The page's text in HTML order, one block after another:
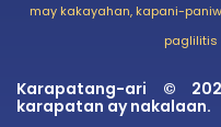
may kakayahan, kapani-
paglilitis
Karapatang-ari ©
karapatan ay nakalaan.